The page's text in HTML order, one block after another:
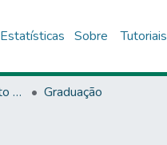
Estatísticas Sobre Tutoriais
Campus I - Departamento de Ciências Exata e da Terra (DCET) - Salvador
Graduação